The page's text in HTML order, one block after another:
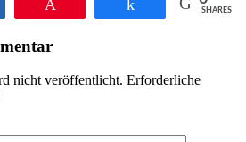
SHARES
nicht veröffentlicht. Erforderliche